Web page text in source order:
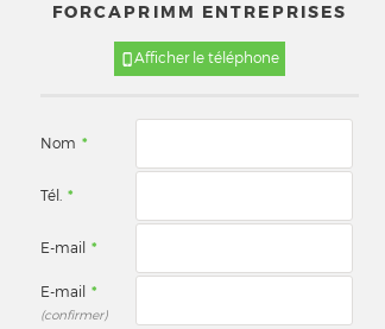
FORCAPRIMM ENTREPRISES
Afficher le téléphone
Nom *
Tél. *
E-mail *
E-mail *
(confirmer)